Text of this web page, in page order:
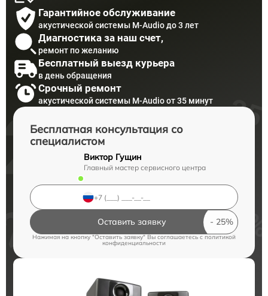
Гарантийное обслуживание
акустической системы M-Audio до 3 лет
Диагностика за наш счет,
ремонт по желанию
Бесплатный выезд курьера
в день обращения
Срочный ремонт
акустической системы M-Audio от 35 минут
Бесплатная консультация со
специалистом
Виктор Гущин
Главный мастер сервисного центра
Оставить заявку
Нажимая на кнопку "Оставить заявку" Вы соглашаетесь cполитикой
конфиденциальности